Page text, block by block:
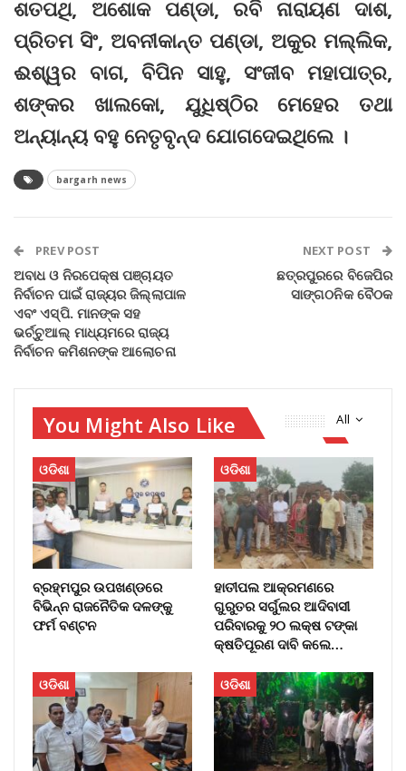
ଶତପଥି, ଅଶୋକ ପଣ୍ଡା, ରବି ନାରାୟଣ ଦାଶ,
ପ୍ରିତମ ସିଂ, ଅବନୀକାନ୍ତ ପଣ୍ଡା, ଅକୁର ମଲ୍ଲିକ,
ଈଶ୍ୱର ବାଗ, ବିପିନ ସାହୁ, ସଂଜୀବ ମହାପାତ୍ର,
ଶଙ୍କର ଖାଲକୋ, ଯୁଧିଷ୍ଠିର ମେହେର ତଥା
ଅନ୍ୟାନ୍ୟ ବହୁ ନେତୃବୃନ୍ଦ ଯୋଗଦେଇଥିଲେ ।
bargarh news
PREV POST
ଅବାଧ ଓ ନିରପେକ୍ଷ ପଞ୍ଚାୟତ
ନିର୍ବାଚନ ପାଇଁ ରାଜ୍ୟର ଜିଲ୍ଲାପାଳ
ଏବଂ ଏସ୍‌ପି. ମାନଙ୍କ ସହ
ଭର୍ଚ୍ଚୁଆଲ୍‌ ମାଧ୍ୟମରେ ରାଜ୍ୟ
ନିର୍ବାଚନ କମିଶନଙ୍କ ଆଲୋଚନା
NEXT POST
ଛତ୍ରପୁରରେ ବିଜେପିର
ସାଙ୍ଗଠନିକ ବୈଠକ
All
You Might Also Like
ଓଡିଶା
ବ୍ରହ୍ମପୁର ଉପଖଣ୍ଡରେ
ବିଭିନ୍ନ ରାଜନୈତିକ ଦଳଙ୍କୁ
ଫର୍ମ ବଣ୍ଟନ
ଓଡିଶା
ହାତୀପଲ ଆକ୍ରମଣରେ
ଗୁରୁତର ସର୍ଗୁଲର ଆଦିବାସୀ
ପରିବାରକୁ ୨୦ ଲକ୍ଷ ଟଙ୍କା
କ୍ଷତିପୂରଣ ଦାବି କଲେ…
ଓଡିଶା ଓଡିଶା